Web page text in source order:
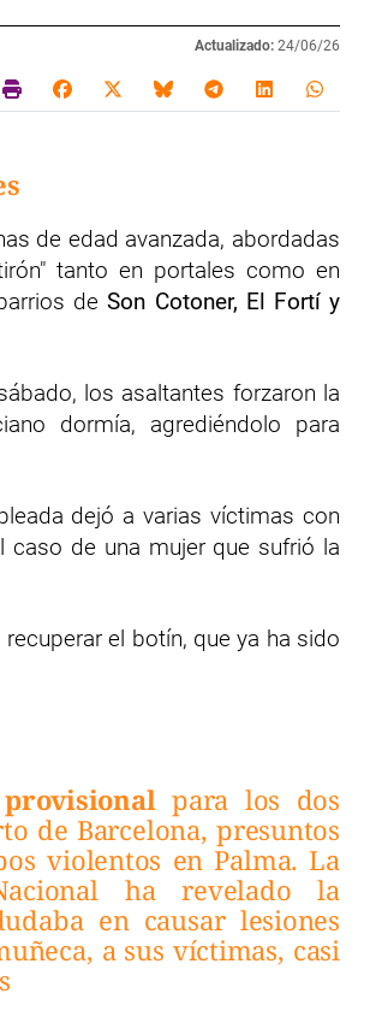
Actualizado: 24/06/26
de edad avanzada, abordadas
tanto en portales como en
deSon Cotoner, El Fortí y
los asaltantes forzaron la
dormía, agrediéndolo para
dejó a varias víctimas con
caso de una mujer que sufrió la
el botín, que ya ha sido
para los dos
de Barcelona, presuntos
violentos en Palma. La
ha revelado la
en causar lesiones
a sus víctimas, casi